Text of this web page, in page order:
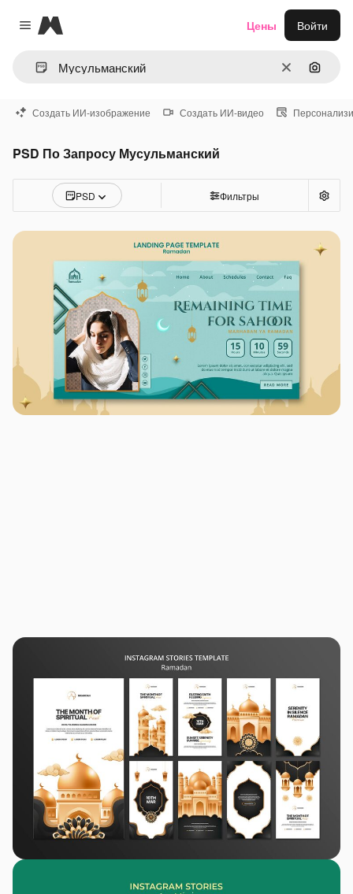
Close menu
Magnific
ОчиститьПоиск
Цены Войти
Создать ИИ-изображение Создать ИИ-видео
PSD По Запросу Мусульманский
PSD Фильтры